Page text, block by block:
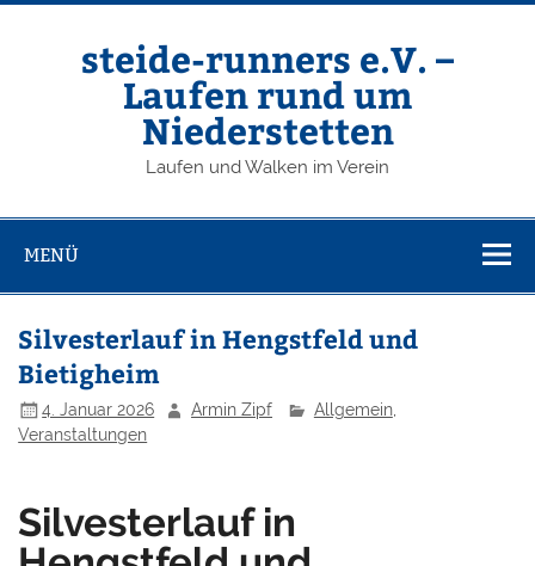
Zum
steide-runners e.V. –
Laufen rund um
Niederstetten
Laufen und Walken im Verein
MENÜ
Silvesterlauf in Hengstfeld und
Bietigheim
4. Januar 2026 Armin Zipf Allgemein,
Veranstaltungen
Silvesterlauf in